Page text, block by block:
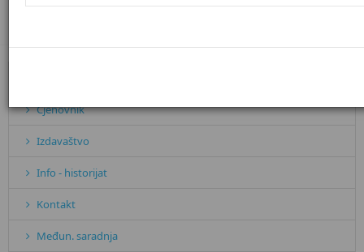
Cjenovnik
Izdavaštvo
Info - historijat
Kontakt
Međun. saradnja